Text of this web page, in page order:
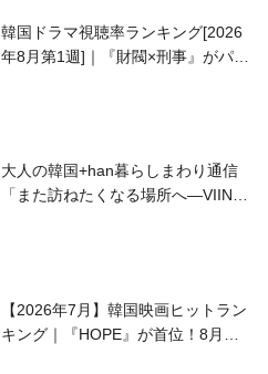
韓国ドラマ視聴率ランキング[2026
年8月第1週]｜『財閥×刑事』がパワ
大人の韓国+han暮らしまわり通信
「また訪ねたくなる場所へ―VIIN C
【2026年7月】韓国映画ヒットラン
キング｜『HOPE』が首位！8月公